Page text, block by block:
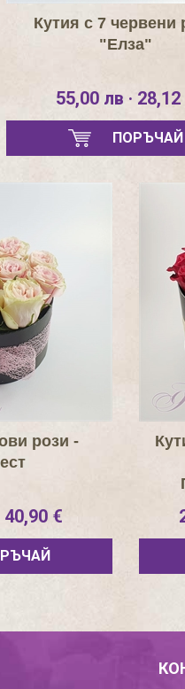
Кутия с 7 червени
"Елза"
55,00 лв · 28,12
ПОРЪЧАЙ
рози -
40,90 €